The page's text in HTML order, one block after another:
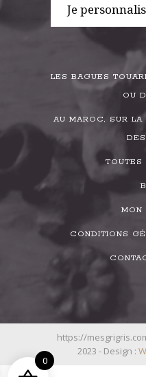
Je
LES BAGUES
OU
AU MAROC, SUR
TOUTES
MON
CONDITIONS
https://
2023 - Design :
0